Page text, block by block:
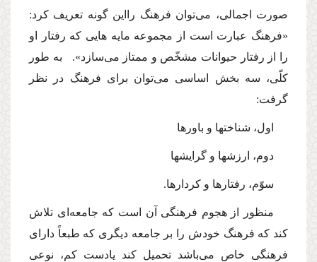
صورت اجمالى،‌ مى‌توان فرهنگ رااین گونه تعریف كرد:
«فرهنگ عبارت است از مجموعه مایه هایى كه رفتار او
را از رفتار حیوانات مشخّص و ممتاز‌ مى‌سازد». به طور
كلّى، سه بخش اساسى‌ مى‌توان براى فرهنگ در نظر
گرفت:
اول، شناختها و باورها
دوم، ارزشها و گرایشها
سوّم، رفتارها و كردارها.
منظور از هجوم فرهنگى آن است كه جامعه‌اى تلاش
كند كه فرهنگ خودش را بر جامعه دیگرى كه طبعاً داراى
فرهنگى خاص‌ مى‌باشد تحمیل كند یادست كم، نوعى